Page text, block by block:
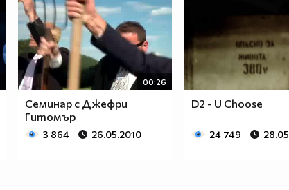
00:26
Семинар с Джефри
Гитомър
3 864 26.05.2010
D2 - U Choose
24 749